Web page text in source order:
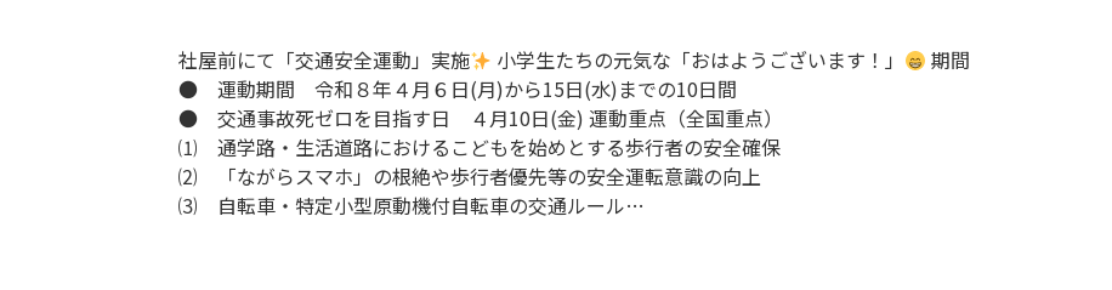
社屋前にて「交通安全運動」実施 小学生たちの元気な「おはようございます！」
期間
● 運動期間 令和８年４月６日(月)から15日(水)までの10日間
● 交通事故死ゼロを目指す日 ４月10日(金) 運動重点（全国重点）
⑴ 通学路・生活道路におけるこどもを始めとする歩行者の安全確保
⑵ 「ながらスマホ」の根絶や歩行者優先等の安全運転意識の向上
⑶ 自転車・特定小型原動機付自転車の交通ルール…